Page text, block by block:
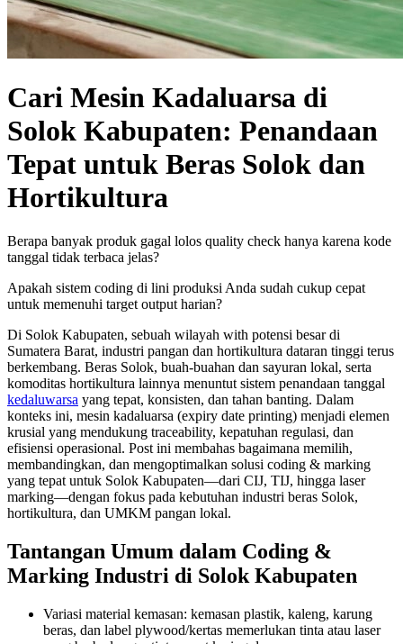
Cari Mesin Kadaluarsa di
Solok Kabupaten: Penandaan
Tepat untuk Beras Solok dan
Hortikultura
Berapa banyak produk gagal lolos quality check hanya karena kode
tanggal tidak terbaca jelas?
Apakah sistem coding di lini produksi Anda sudah cukup cepat
untuk memenuhi target output harian?
Di Solok Kabupaten, sebuah wilayah with potensi besar di
Sumatera Barat, industri pangan dan hortikultura dataran tinggi terus
berkembang. Beras Solok, buah-buahan dan sayuran lokal, serta
komoditas hortikultura lainnya menuntut sistem penandaan tanggal
kedaluwarsa yang tepat, konsisten, dan tahan banting. Dalam
konteks ini, mesin kadaluarsa (expiry date printing) menjadi elemen
krusial yang mendukung traceability, kepatuhan regulasi, dan
efisiensi operasional. Post ini membahas bagaimana memilih,
membandingkan, dan mengoptimalkan solusi coding & marking
yang tepat untuk Solok Kabupaten—dari CIJ, TIJ, hingga laser
marking—dengan fokus pada kebutuhan industri beras Solok,
hortikultura, dan UMKM pangan lokal.
Tantangan Umum dalam Coding &
Marking Industri di Solok Kabupaten
Variasi material kemasan: kemasan plastik, kaleng, karung
beras, dan label plywood/kertas memerlukan tinta atau laser